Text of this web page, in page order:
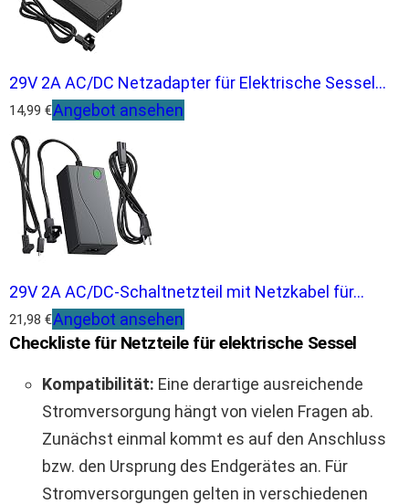
29V 2A AC/DC Netzadapter für Elektrische Sessel...
14,99 €Angebot ansehen
29V 2A AC/DC-Schaltnetzteil mit Netzkabel für...
21,98 €Angebot ansehen
Checkliste für Netzteile für elektrische Sessel
Kompatibilität: Eine derartige ausreichende
Stromversorgung hängt von vielen Fragen ab.
Zunächst einmal kommt es auf den Anschluss
bzw. den Ursprung des Endgerätes an. Für
Stromversorgungen gelten in verschiedenen